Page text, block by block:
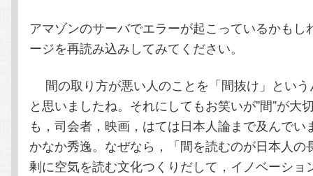
アマゾンのサーバでエラーが起こっているかもし
ージを再読み込みしてみてください。
間の取り方が悪い人のことを「間抜け」とい
と思いましたね。それにしてもお笑いが”間”が大
も，司会者，映画，はては日本人論まで及んでい
かなか秀逸。なぜなら，「間を読むのが日本人の
剰に空気を読む文化つくりだして，イノベーショ